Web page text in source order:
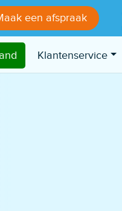
een afspraak
Klantenservice